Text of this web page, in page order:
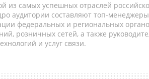
из самых успешных отраслей
аудитории составляют топ-
федеральных и региональных
розничных сетей, а также
и услуг связи.